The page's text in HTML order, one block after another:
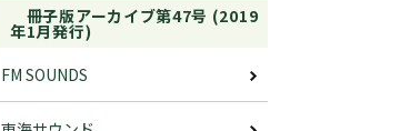
冊子版アーカイブ第47号 (2019
年1月発行)
FM SOUNDS